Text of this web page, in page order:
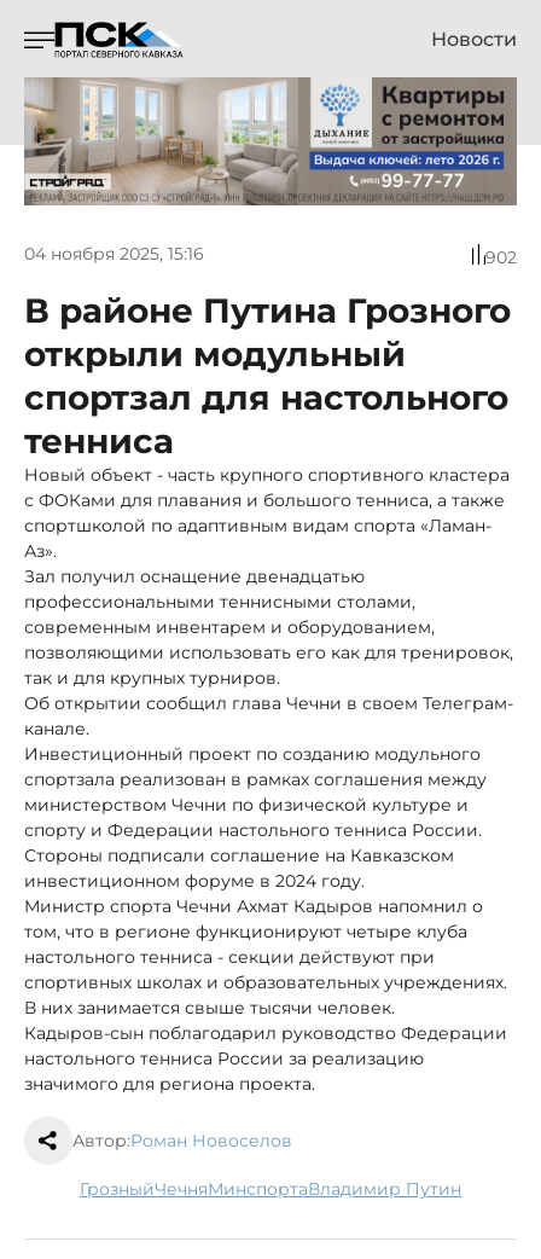
Новости
04 ноября 2025, 15:16 902
В районе Путина Грозного
открыли модульный
спортзал для настольного
тенниса
Новый объект - часть крупного спортивного кластера
с ФОКами для плавания и большого тенниса, а также
спортшколой по адаптивным видам спорта «Ламан-
Аз».
Зал получил оснащение двенадцатью
профессиональными теннисными столами,
современным инвентарем и оборудованием,
позволяющими использовать его как для тренировок,
так и для крупных турниров.
Об открытии сообщил глава Чечни в своем Телеграм-
канале.
Инвестиционный проект по созданию модульного
спортзала реализован в рамках соглашения между
министерством Чечни по физической культуре и
спорту и Федерации настольного тенниса России.
Стороны подписали соглашение на Кавказском
инвестиционном форуме в 2024 году.
Министр спорта Чечни Ахмат Кадыров напомнил о
том, что в регионе функционируют четыре клуба
настольного тенниса - секции действуют при
спортивных школах и образовательных учреждениях.
В них занимается свыше тысячи человек.
Кадыров-сын поблагодарил руководство Федерации
настольного тенниса России за реализацию
значимого для региона проекта.
Автор:Роман Новоселов
Грозный Чечня минспорта Владимир Путин